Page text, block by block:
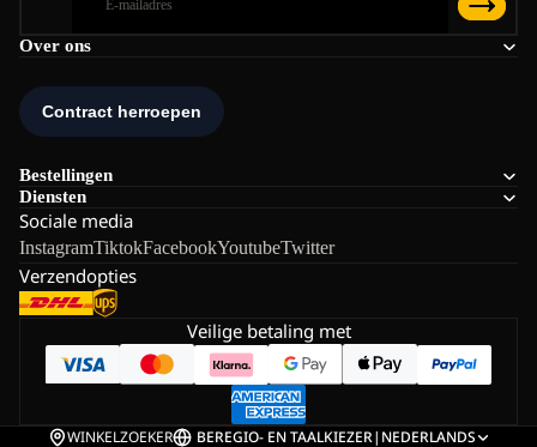
Over ons
Bestellingen
Diensten
Sociale media
InstagramTiktokFacebookYoutubeTwitter
Verzendopties
Veilige betaling met
WINKELZOEKER BEREGIO- EN TAALKIEZER| NEDERLANDS